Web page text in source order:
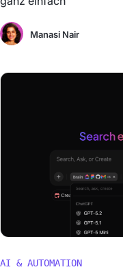
Manasi Nair
AI & AUTOMATION